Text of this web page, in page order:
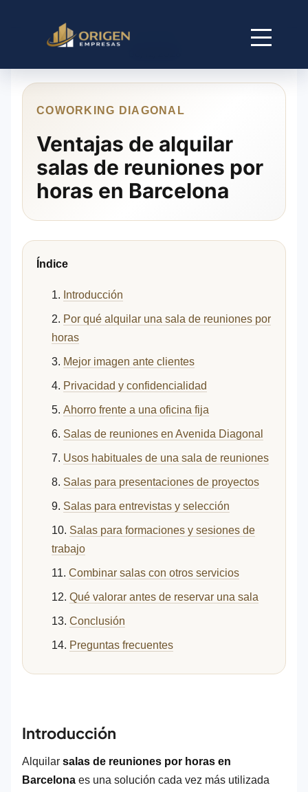
COWORKING DIAGONAL
Ventajas de alquilar
salas de reuniones por
horas en Barcelona
Índice
Introducción
Por qué alquilar una sala de reuniones por
horas
Mejor imagen ante clientes
Privacidad y confidencialidad
Ahorro frente a una oficina fija
Salas de reuniones en Avenida Diagonal
Usos habituales de una sala de reuniones
Salas para presentaciones de proyectos
Salas para entrevistas y selección
Salas para formaciones y sesiones de
trabajo
Combinar salas con otros servicios
Qué valorar antes de reservar una sala
Conclusión
Preguntas frecuentes
Introducción
Alquilar salas de reuniones por horas en
Barcelona es una solución cada vez más utilizada